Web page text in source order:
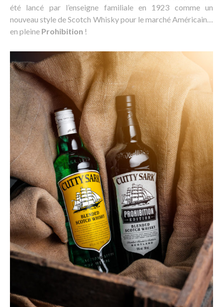
été lancé par l’enseigne familiale en 1923 comme un
nouveau style de Scotch Whisky pour le marché Américain…
en pleine Prohibition !